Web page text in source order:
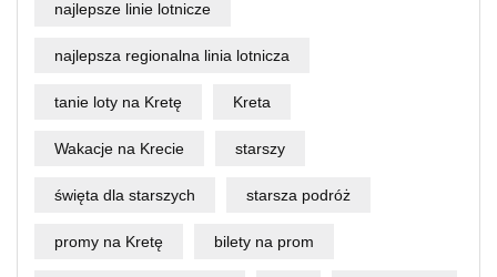
najlepsze linie lotnicze
najlepsza regionalna linia lotnicza
tanie loty na Kretę Kreta
Wakacje na Krecie starszy
święta dla starszych starsza podróż
promy na Kretę bilety na prom